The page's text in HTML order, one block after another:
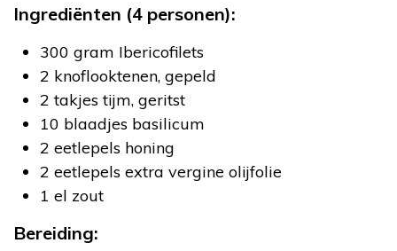
Ingrediënten (4 personen):
300 gram Ibericofilets
2 knoflooktenen, gepeld
2 takjes tijm, geritst
10 blaadjes basilicum
2 eetlepels honing
2 eetlepels extra vergine olijfolie
1 el zout
Bereiding: